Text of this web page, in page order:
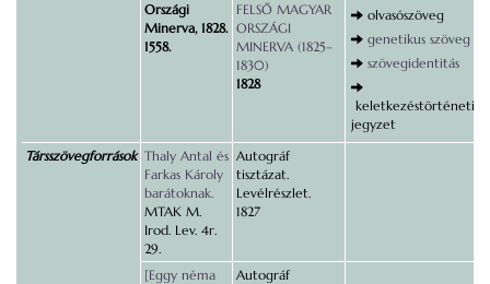
Országi
Minerva, 1828.
1558.
FELSŐ MAGYAR
ORSZÁGI
MINERVA (1825–
1830)
1828
olvasószöveg
genetikus szöveg
szövegidentitás
keletkezéstörténeti
jegyzet
Társszövegforrások Thaly Antal és
Farkas Károly
barátoknak.
MTAK M.
Irod. Lev. 4r.
29.
Autográf
tisztázat.
Levélrészlet.
1827
[Eggy néma
Autográf